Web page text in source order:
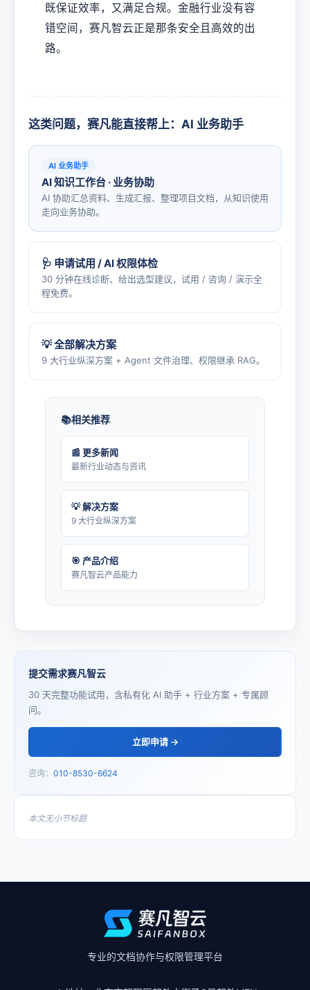
既保证效率，又满足合规。金融行业没有容
错空间，赛凡智云正是那条安全且高效的出
路。
这类问题，赛凡能直接帮上：AI 业务助手
AI 业务助手
AI 知识工作台 · 业务协助
AI 协助汇总资料、生成汇报、整理项目文档，从知识使用
走向业务协助。
🩺 申请试用 / AI 权限体检
30 分钟在线诊断、给出选型建议，试用 / 咨询 / 演示全
程免费。
💡 全部解决方案
9 大行业纵深方案 + Agent 文件治理、权限继承 RAG。
相关推荐
📰 更多新闻
最新行业动态与资讯
💡 解决方案
9 大行业纵深方案
🎯 产品介绍
赛凡智云产品能力
提交需求赛凡智云
30 天完整功能试用，含私有化 AI 助手 + 行业方案 + 专属顾
问。
立即申请 →
咨询： 010-8530-6624
本文无小节标题
专业的文档协作与权限管理平台